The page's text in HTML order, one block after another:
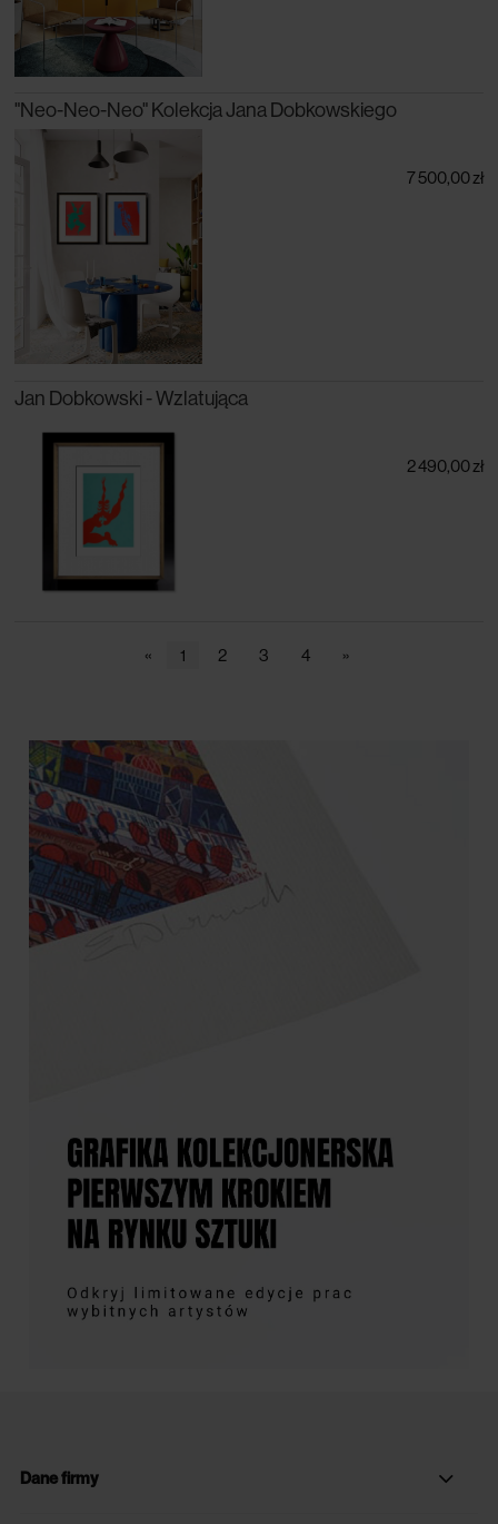
"Neo-Neo-Neo" Kolekcja Jana Dobkowskiego
7 500,00 zł
Jan Dobkowski - Wzlatująca
2 490,00 zł
« 1 2 3 4 »
Dane firmy